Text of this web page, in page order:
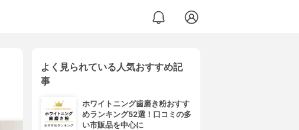
よく見られている人気おすすめ記
事
ホワイトニング歯磨き粉おすす
めランキング52選！口コミの多
い市販品を中心に